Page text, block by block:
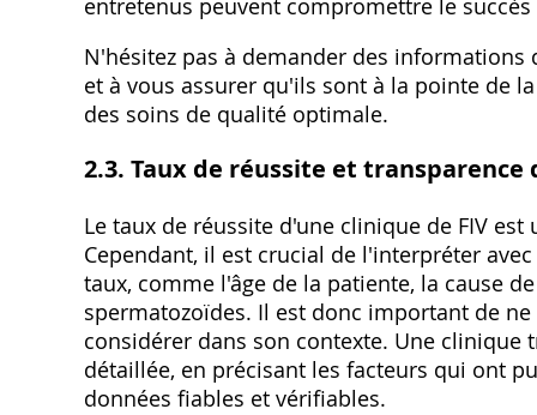
entretenus peuvent compromettre le
N'hésitez pas à demander des
et à vous assurer qu'ils sont à la pointe de
des soins de qualité optimale.
2.3. Taux de réussite et transparence
Le taux de réussite d'une clinique de FIV
Cependant‚ il est crucial de l'interpréter
taux‚ comme l'âge de la patiente‚ la cause
spermatozoïdes. Il est donc important de
considérer dans son contexte. Une clinique
détaillée‚ en précisant les facteurs qui ont
données fiables et vérifiables.